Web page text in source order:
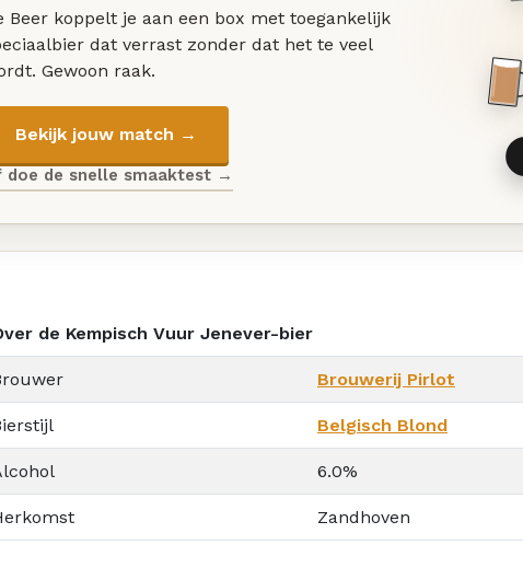
Beer koppelt je aan een box met toegankelijk
dat verrast zonder dat het te veel
Gewoon raak.
Bekijk jouw match →
doe de snelle smaaktest →
de Kempisch Vuur Jenever-bier
Brouwerij Pirlot
Belgisch Blond
6.0%
Zandhoven